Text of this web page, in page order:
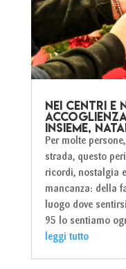
Nei centri e
insieme,
Per molte
strada, questo
ricordi, nostalgia
mancanza: della
luogo dove
95 lo sentiamo
leggi tutto